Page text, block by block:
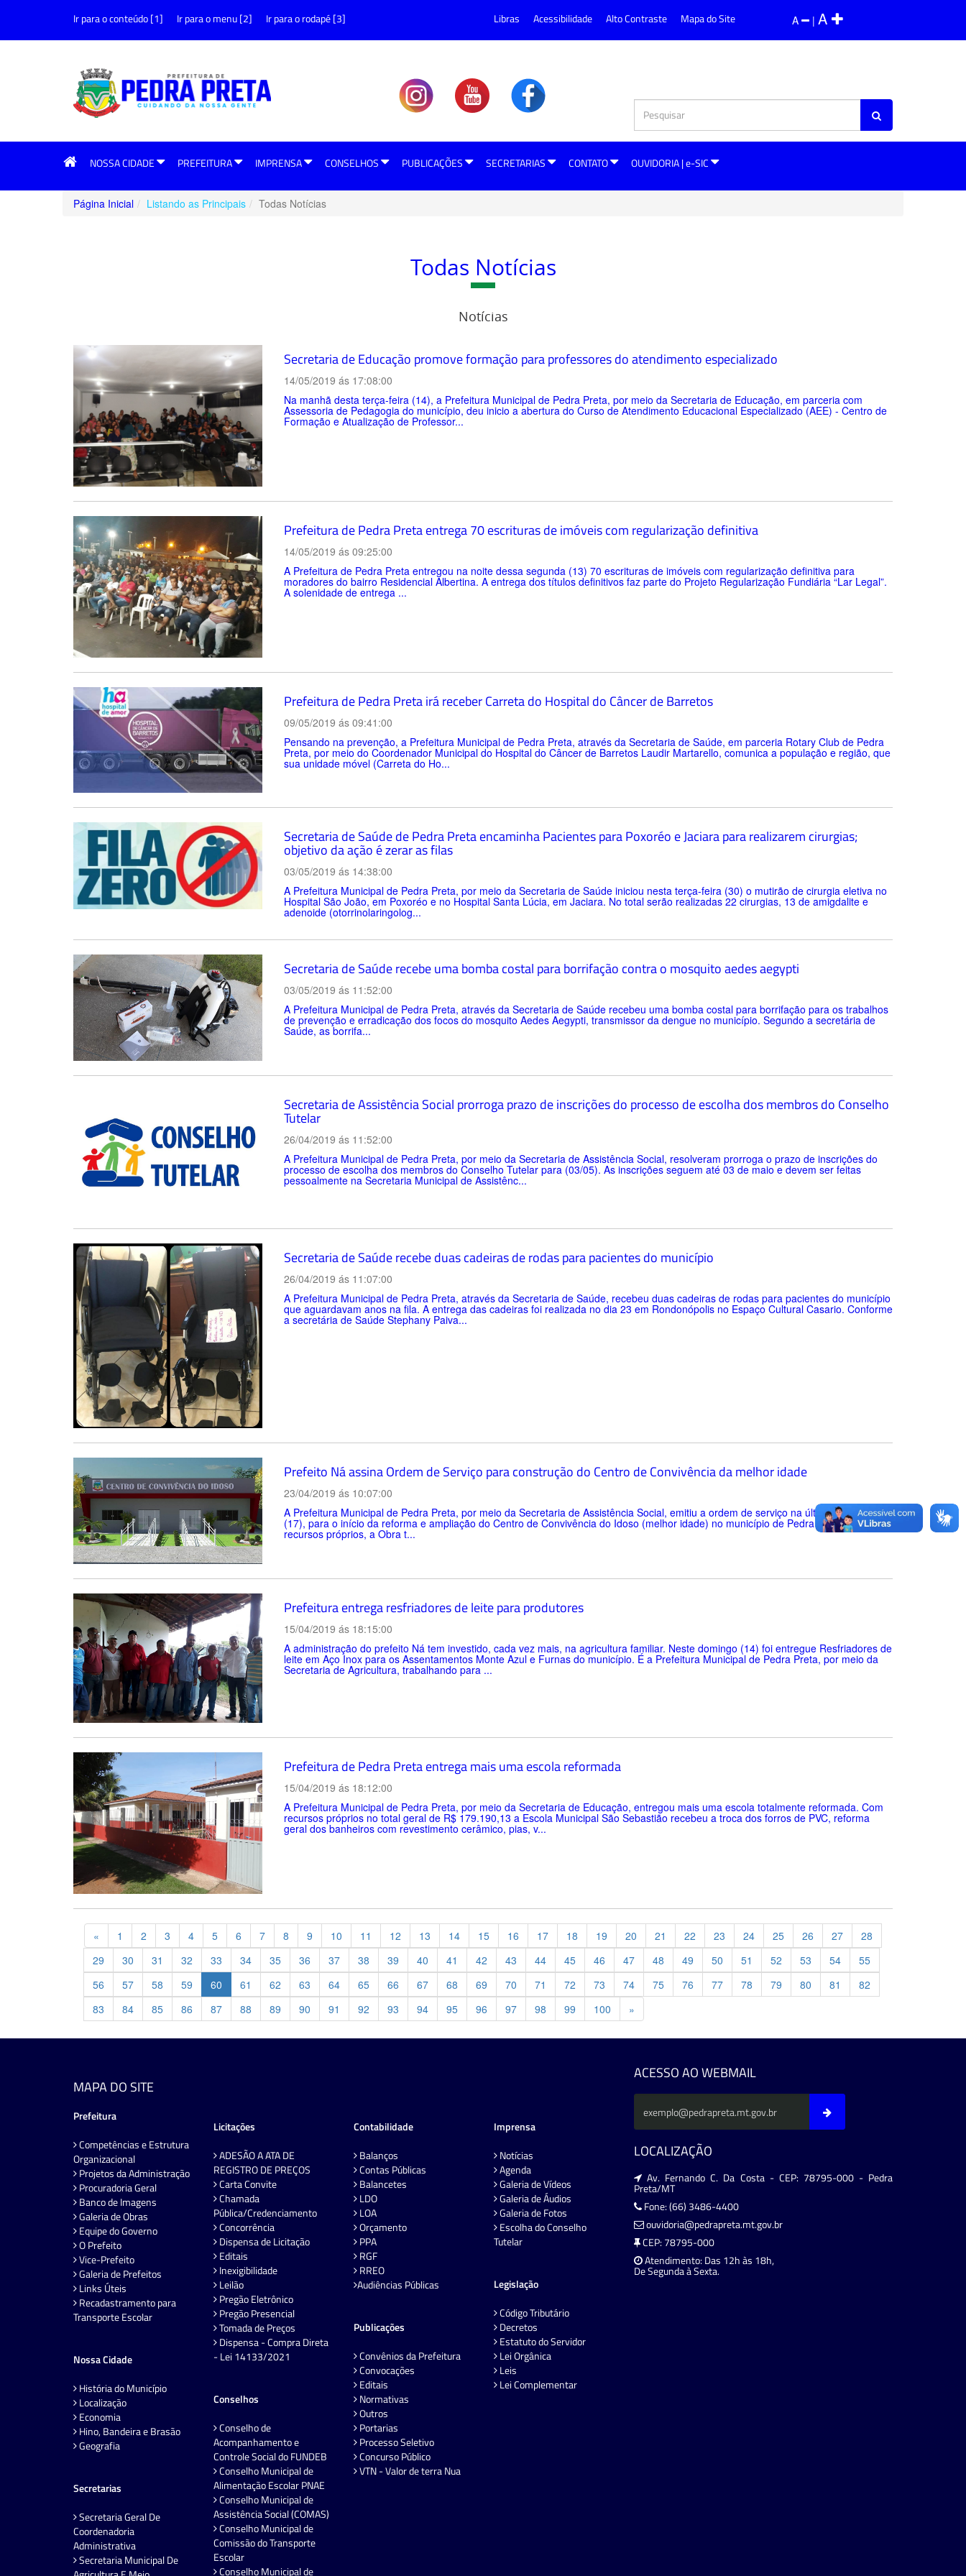
Ir para o conteúdo [1] Ir para o menu [2] Ir para o rodapé [3] A | A
Libras Acessibilidade Alto Contraste Mapa do Site
NOSSA CIDADE PREFEITURA IMPRENSA CONSELHOS PUBLICAÇÕES SECRETARIAS CONTATO OUVIDORIA | e-SIC
Página Inicial Listando as Principais Todas Notícias
Todas Notícias
Notícias
Secretaria de Educação promove formação para professores do atendimento especializado
14/05/2019 ás 17:08:00
Na manhã desta terça-feira (14), a Prefeitura Municipal de Pedra Preta, por meio da Secretaria de Educação, em parceria com
Assessoria de Pedagogia do município, deu inicio a abertura do Curso de Atendimento Educacional Especializado (AEE) - Centro de
Formação e Atualização de Professor...
Prefeitura de Pedra Preta entrega 70 escrituras de imóveis com regularização definitiva
14/05/2019 ás 09:25:00
A Prefeitura de Pedra Preta entregou na noite dessa segunda (13) 70 escrituras de imóveis com regularização definitiva para
moradores do bairro Residencial Albertina. A entrega dos títulos definitivos faz parte do Projeto Regularização Fundiária “Lar Legal”.
A solenidade de entrega ...
Prefeitura de Pedra Preta irá receber Carreta do Hospital do Câncer de Barretos
09/05/2019 ás 09:41:00
Pensando na prevenção, a Prefeitura Municipal de Pedra Preta, através da Secretaria de Saúde, em parceria Rotary Club de Pedra
Preta, por meio do Coordenador Municipal do Hospital do Câncer de Barretos Laudir Martarello, comunica a população e região, que
sua unidade móvel (Carreta do Ho...
Secretaria de Saúde de Pedra Preta encaminha Pacientes para Poxoréo e Jaciara para realizarem cirurgias;
objetivo da ação é zerar as filas
03/05/2019 ás 14:38:00
A Prefeitura Municipal de Pedra Preta, por meio da Secretaria de Saúde iniciou nesta terça-feira (30) o mutirão de cirurgia eletiva no
Hospital São João, em Poxoréo e no Hospital Santa Lúcia, em Jaciara. No total serão realizadas 22 cirurgias, 13 de amigdalite e
adenoide (otorrinolaringolog...
Secretaria de Saúde recebe uma bomba costal para borrifação contra o mosquito aedes aegypti
03/05/2019 ás 11:52:00
A Prefeitura Municipal de Pedra Preta, através da Secretaria de Saúde recebeu uma bomba costal para borrifação para os trabalhos
de prevenção e erradicação dos focos do mosquito Aedes Aegypti, transmissor da dengue no município. Segundo a secretária de
Saúde, as borrifa...
Secretaria de Assistência Social prorroga prazo de inscrições do processo de escolha dos membros do Conselho
Tutelar
26/04/2019 ás 11:52:00
A Prefeitura Municipal de Pedra Preta, por meio da Secretaria de Assistência Social, resolveram prorroga o prazo de inscrições do
processo de escolha dos membros do Conselho Tutelar para (03/05). As inscrições seguem até 03 de maio e devem ser feitas
pessoalmente na Secretaria Municipal de Assistênc...
Secretaria de Saúde recebe duas cadeiras de rodas para pacientes do município
26/04/2019 ás 11:07:00
A Prefeitura Municipal de Pedra Preta, através da Secretaria de Saúde, recebeu duas cadeiras de rodas para pacientes do município
que aguardavam anos na fila. A entrega das cadeiras foi realizada no dia 23 em Rondonópolis no Espaço Cultural Casario. Conforme
a secretária de Saúde Stephany Paiva...
Prefeito Ná assina Ordem de Serviço para construção do Centro de Convivência da melhor idade
23/04/2019 ás 10:07:00
A Prefeitura Municipal de Pedra Preta, por meio da Secretaria de Assistência Social, emitiu a ordem de serviço na última quarta-feira
(17), para o início da reforma e ampliação do Centro de Convivência do Idoso (melhor idade) no município de Pedra Preta. Com
recursos próprios, a Obra t...
Prefeitura entrega resfriadores de leite para produtores
15/04/2019 ás 18:15:00
A administração do prefeito Ná tem investido, cada vez mais, na agricultura familiar. Neste domingo (14) foi entregue Resfriadores de
leite em Aço Inox para os Assentamentos Monte Azul e Furnas do município. É a Prefeitura Municipal de Pedra Preta, por meio da
Secretaria de Agricultura, trabalhando para ...
Prefeitura de Pedra Preta entrega mais uma escola reformada
15/04/2019 ás 18:12:00
A Prefeitura Municipal de Pedra Preta, por meio da Secretaria de Educação, entregou mais uma escola totalmente reformada. Com
recursos próprios no total geral de R$ 179.190,13 a Escola Municipal São Sebastião recebeu a troca dos forros de PVC, reforma
geral dos banheiros com revestimento cerâmico, pias, v...
« Previous
1 2 3 4 5 6 7 8 9 10 11 12 13 14 15 16 17 18 19 20 21 22 23 24 25 26 27
28
29
30 31 32 33 34 35 36 37 38 39 40 41 42 43 44 45 46 47 48 49 50 51 52 53 54
55
56
57 58 59 60 61 62 63 64 65 66 67 68 69 70 71 72 73 74 75 76 77 78 79 80 81
82
83
84 85 86 87 88 89 90 91 92 93 94 95 96 97 98 99 100 »
MAPA DO SITE
Prefeitura
Competências e Estrutura
Organizacional
Projetos da Administração
Procuradoria Geral
Banco de Imagens
Galeria de Obras
Equipe do Governo
O Prefeito
Vice-Prefeito
Galeria de Prefeitos
Links Úteis
Recadastramento para
Transporte Escolar
Nossa Cidade
História do Município
Localização
Economia
Hino, Bandeira e Brasão
Geografia
Secretarias
Secretaria Geral De
Coordenadoria
Administrativa
Secretaria Municipal De
Licitações
ADESÃO A ATA DE
REGISTRO DE PREÇOS
Carta Convite
Chamada
Pública/Credenciamento
Concorrência
Dispensa de Licitação
Editais
Inexigibilidade
Leilão
Pregão Eletrônico
Pregão Presencial
Tomada de Preços
Dispensa - Compra Direta
- Lei 14133/2021
Conselhos
Conselho de
Acompanhamento e
Controle Social do FUNDEB
Conselho Municipal de
Alimentação Escolar PNAE
Conselho Municipal de
Assistência Social (COMAS)
Conselho Municipal de
Comissão do Transporte
Escolar
Conselho Municipal de
Contabilidade
Balanços
Contas Públicas
Balancetes
LDO
LOA
Orçamento
PPA
RGF
RREO
Audiências Públicas
Publicações
Convênios da Prefeitura
Convocações
Editais
Normativas
Outros
Portarias
Processo Seletivo
Concurso Público
VTN - Valor de terra Nua
Imprensa
Notícias
Agenda
Galeria de Vídeos
Galeria de Áudios
Galeria de Fotos
Escolha do Conselho
Tutelar
Legislação
Código Tributário
Decretos
Estatuto do Servidor
Lei Orgânica
Leis
Lei Complementar
ACESSO AO WEBMAIL
LOCALIZAÇÃO
Av. Fernando C. Da Costa - CEP: 78795-000 - Pedra
Preta/MT
Fone: (66) 3486-4400
ouvidoria@pedrapreta.mt.gov.br
CEP: 78795-000
Atendimento: Das 12h às 18h,
De Segunda à Sexta.